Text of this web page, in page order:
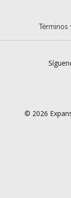
Términos
© 2026